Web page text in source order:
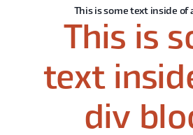
This is some text inside of
This is
text
div